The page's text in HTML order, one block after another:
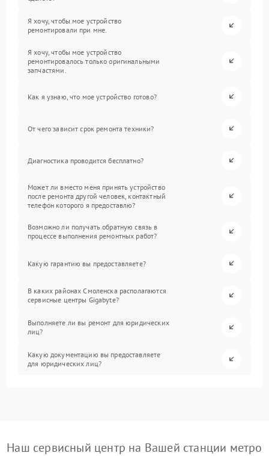
Я хочу, чтобы мое устройство
ремонтировали при мне.
Я хочу, чтобы мое устройство
ремонтировалось только оригинальными
запчастями.
Как я узнаю, что мое устройство готово?
От чего зависит срок ремонта техники?
Диагностика проводится бесплатно?
Может ли вместо меня принять устройство
после ремонта другой человек, контактный
телефон которого я предоставлю?
Возможно ли получать обратную связь в
процессе выполнения ремонтных работ?
Какую гарантию вы предоставляете?
В каких районах Смоленска располагаются
сервисные центры Gigabyte?
Выполняете ли вы ремонт для юридических
лиц?
Какую документацию вы предоставляете
для юридических лиц?
Наш сервисный центр на Вашей станции метро